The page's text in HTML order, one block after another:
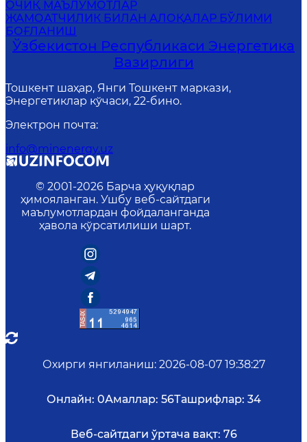
ОЧИҚ МАЪЛУМОТЛАР
ЖАМОАТЧИЛИК БИЛАН АЛОҚАЛАР БЎЛИМИ
БОҒЛАНИШ
Ўзбекистон Республикаси Энергетика
Вазирлиги
Тошкент шаҳар, Янги Тошкент маркази,
Энергетиклар кўчаси, 22-бино.
Электрон почта:
info@minenergy.uz
© 2001-2026 Барча ҳуқуқлар
ҳимояланган. Ушбу веб-сайтдаги
маълумотлардан фойдаланганда
ҳавола кўрсатилиши шарт.
Охирги янгиланиш: 2026-08-07 19:38:27
Онлайн: 0Амаллар: 56Ташрифлар: 34
Веб-сайтдаги ўртача вақт: 76